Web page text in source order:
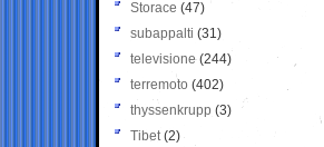
Storace (47)
subappalti (31)
televisione(244)
terremoto (402)
thyssenkrupp (3)
Tibet(2)